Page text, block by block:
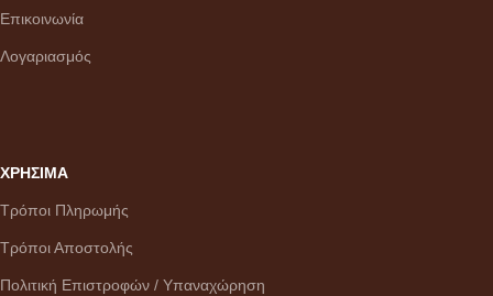
Επικοινωνία
Λογαριασμός
ΧΡΗΣΙΜΑ
Τρόποι Πληρωμής
Τρόποι Αποστολής
Πολιτική Επιστροφών / Υπαναχώρηση